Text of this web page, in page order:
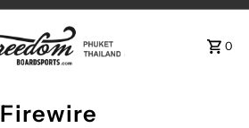
0
Firewire